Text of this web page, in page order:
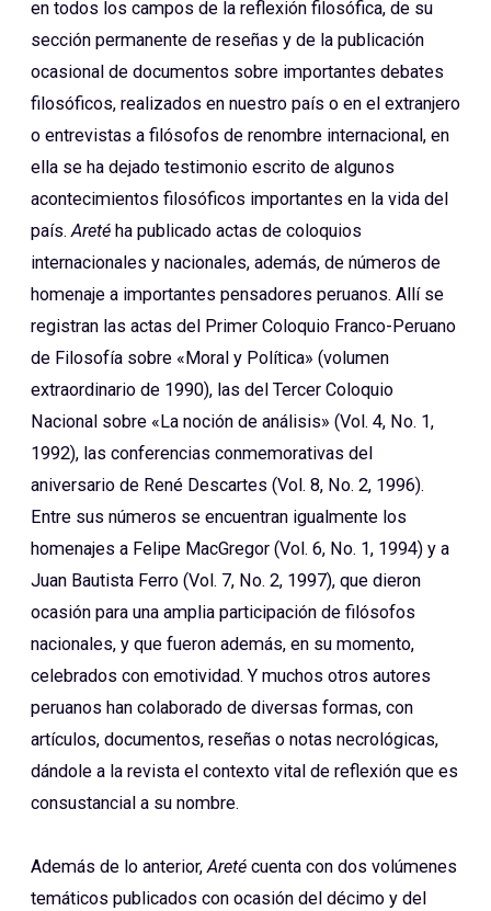
en todos los campos de la reflexión filosófica, de su
sección permanente de reseñas y de la publicación
ocasional de documentos sobre importantes debates
filosóficos, realizados en nuestro país o en el extranjero
o entrevistas a filósofos de renombre internacional, en
ella se ha dejado testimonio escrito de algunos
acontecimientos filosóficos importantes en la vida del
país.Areté ha publicado actas de coloquios
internacionales y nacionales, además, de números de
homenaje a importantes pensadores peruanos. Allí se
registran las actas del Primer Coloquio Franco-Peruano
de Filosofía sobre «Moral y Política» (volumen
extraordinario de 1990), las del Tercer Coloquio
Nacional sobre «La noción de análisis» (Vol. 4, No. 1,
1992), las conferencias conmemorativas del
aniversario de René Descartes (Vol. 8, No. 2, 1996).
Entre sus números se encuentran igualmente los
homenajes a Felipe MacGregor (Vol. 6, No. 1, 1994) y a
Juan Bautista Ferro (Vol. 7, No. 2, 1997), que dieron
ocasión para una amplia participación de filósofos
nacionales, y que fueron además, en su momento,
celebrados con emotividad. Y muchos otros autores
peruanos han colaborado de diversas formas, con
artículos, documentos, reseñas o notas necrológicas,
dándole a la revista el contexto vital de reflexión que es
consustancial a su nombre.
Además de lo anterior,Areté cuenta con dos volúmenes
temáticos publicados con ocasión del décimo y del